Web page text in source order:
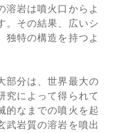
溶岩は噴火口からよ
。その結果、広いシ
独特の構造を持つよ
部分は、世界最大の
究によって得られて
的なまでの噴火を起
武岩質の溶岩を噴出